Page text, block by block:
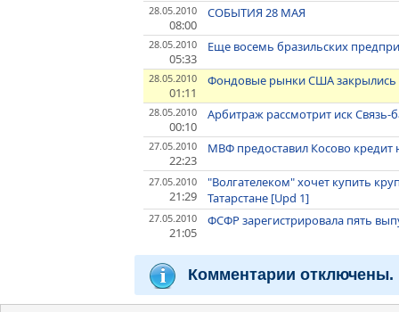
28.05.2010
08:00
СОБЫТИЯ 28 МАЯ
28.05.2010
05:33
Еще восемь бразильских
28.05.2010
01:11
Фондовые рынки США закрылись
28.05.2010
00:10
Арбитраж рассмотрит иск
27.05.2010
22:23
МВФ предоставил Косово кредит
27.05.2010
21:29
"Волгателеком" хочет купить
Татарстане [Upd 1]
27.05.2010
21:05
ФСФР зарегистрировала пять
Комментарии отключены.